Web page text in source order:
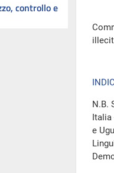
controllo e
N.B.
Italia
e